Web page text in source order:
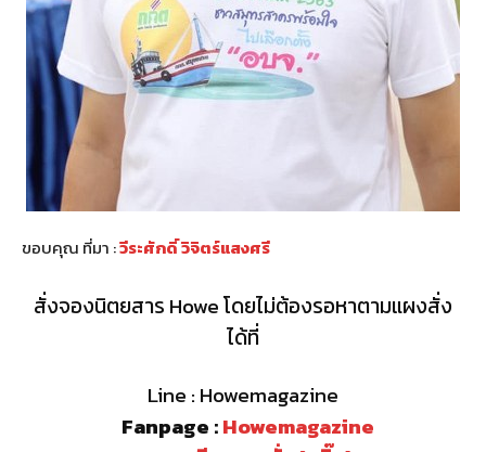
ขอบคุณ ที่มา :วีระศักดิ์ วิจิตร์แสงศรี
สั่งจองนิตยสาร Howe โดยไม่ต้องรอหาตามแผงสั่ง
ได้ที่
Line : Howemagazine
Fanpage :Howemagazine